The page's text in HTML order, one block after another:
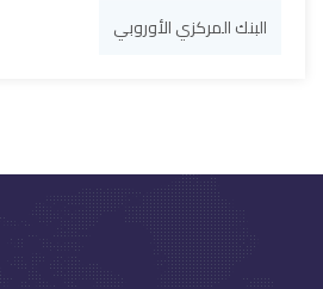
البنك المركزي الأوروبي